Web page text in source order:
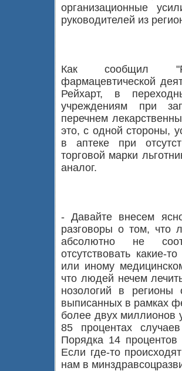
организационные
руководителей из
Как сообщил
фармацевтической
Рейхарт, в
учреждениям при
перечнем
это, с одной стороны,
в аптеке при
торговой марки
аналог.
- Давайте внесем
разговоры о том, что
абсолютно не
отсутствовать какие-
или иному
что людей нечем
нозологий в регионы
выписанных в рамках
более двух миллионов
85 процентах
Порядка 14
Если где-то
нам в